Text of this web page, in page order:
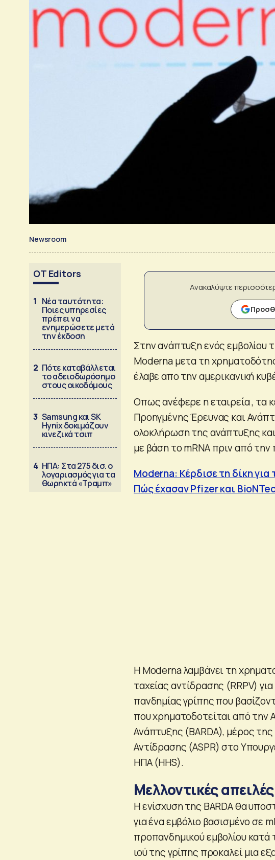
Newsroom
OT Editors
1 Νέα ταυτότητα:
Ποιες υπηρεσίες
πρέπει να
ενημερώσετε μετά
την έκδοση
2 Πότε καταβάλλεται
το αδειοδωρόσημο
στους οικοδόμους
3 Samsung και SK
Hynix δοκιμάζουν
κινεζικά τσιπ
4 ΗΠΑ: Στα 275 δισ. ο
λογαριασμός για τα
θωρηκτά «Τραμπ»
Ανακαλύψτε
Στην ανάπτυξη ενός
Moderna μετα τη
έλαβε απο την αμερικανική
Οπως ανέφερε η εταιρεία , τα
Προηγμένης Έρευνας και
ολοκλήρωση της ανάπτυξης
με βάση το mRNA πριν από
Moderna: Κέρδισε τη δίκη
Πώς έχασαν Pfizer και
Η Moderna λαμβάνει τη
ταχείας αντίδρασης (RRPV)
πανδημίας γρίπης που
που χρηματοδοτείται από την
Ανάπτυξης (BARDA), μέρος
Αντίδρασης (ASPR) στο
ΗΠΑ (HHS).
Μελλοντικές απειλές
H ενίσχυση της BARDA θα
για ένα εμβόλιο βασισμένο σε
προπανδημικού εμβολίου κατά
ιού της γρίπης προκαλεί μια